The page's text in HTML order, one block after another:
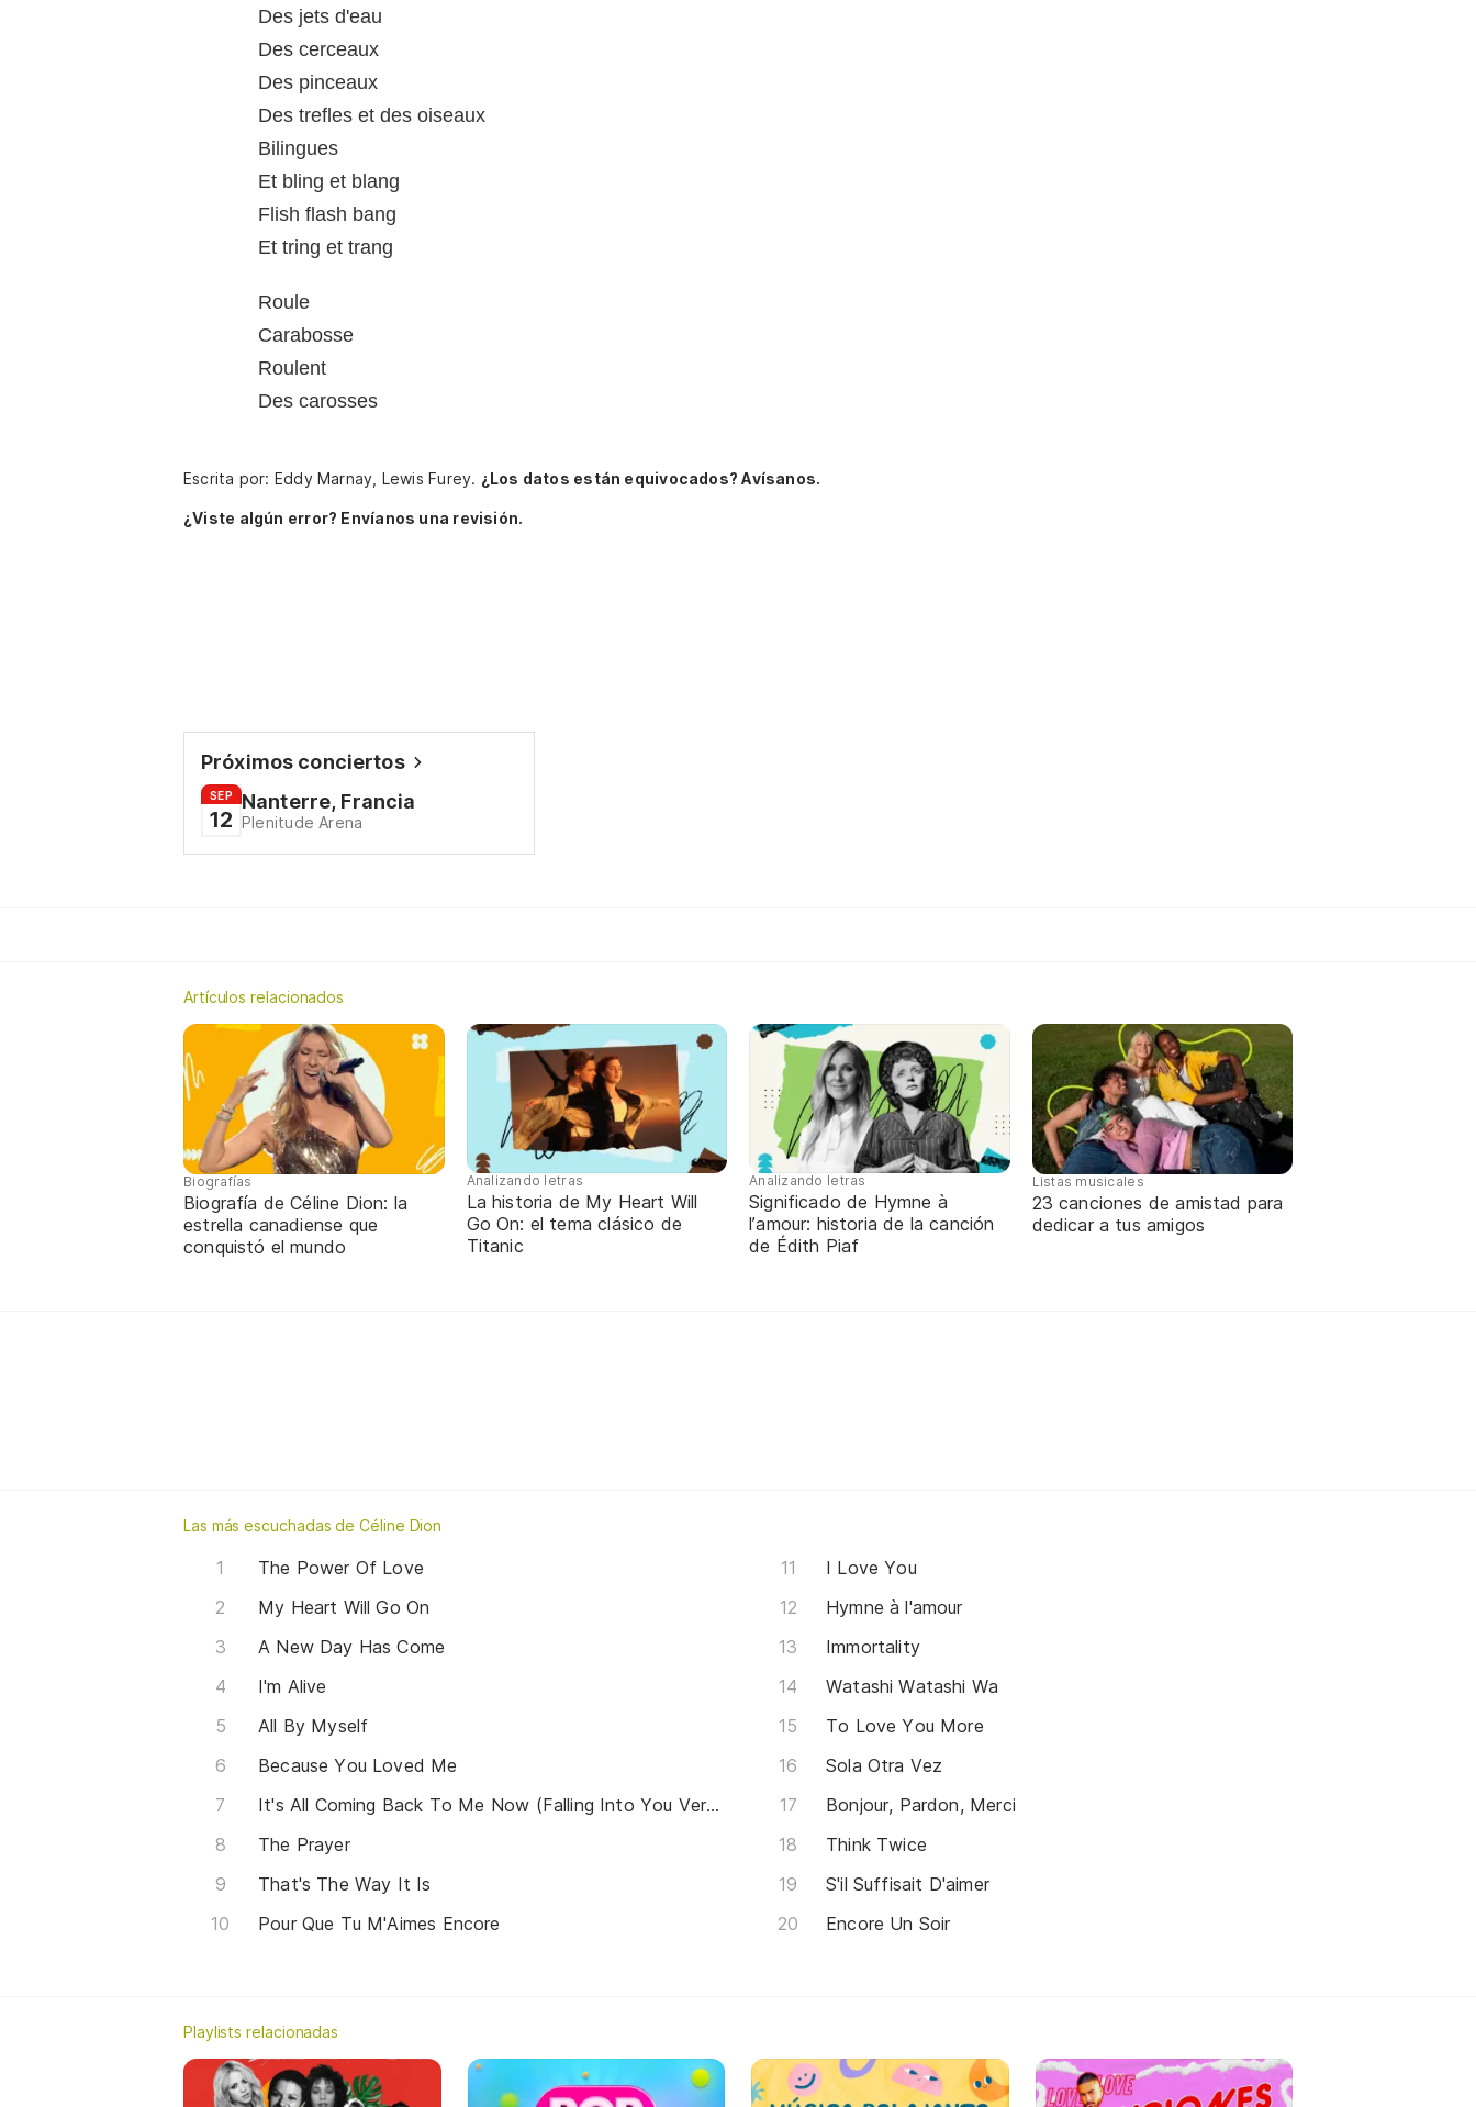
Des jets d'eau
Des cerceaux
Des pinceaux
Des trefles et des oiseaux
Bilingues
Et bling et blang
Flish flash bang
Et tring et trang
Roule
Carabosse
Roulent
Des carosses
Escrita por: Eddy Marnay, Lewis Furey. ¿Los datos están equivocados? Avísanos.
¿Viste algún error? Envíanos una revisión.
Próximos conciertos
SEP
12
Nanterre, Francia
Plenitude Arena
Artículos relacionados
Biografías
Biografía de Céline Dion: la
estrella canadiense que
conquistó el mundo
Analizando letras
La historia de My Heart Will
Go On: el tema clásico de
Titanic
Analizando letras
Significado de Hymne à
l’amour: historia de la canción
de Édith Piaf
Listas musicales
23 canciones de amistad para
dedicar a tus amigos
Las más escuchadas de Céline Dion
The Power Of Love
My Heart Will Go On
A New Day Has Come
I'm Alive
All By Myself
Because You Loved Me
It's All Coming Back To Me Now (Falling Into You Version)
The Prayer
That's The Way It Is
Pour Que Tu M'Aimes Encore
I Love You
Hymne à l'amour
Immortality
Watashi Watashi Wa
To Love You More
Sola Otra Vez
Bonjour, Pardon, Merci
Think Twice
S'il Suffisait D'aimer
Encore Un Soir
Playlists relacionadas